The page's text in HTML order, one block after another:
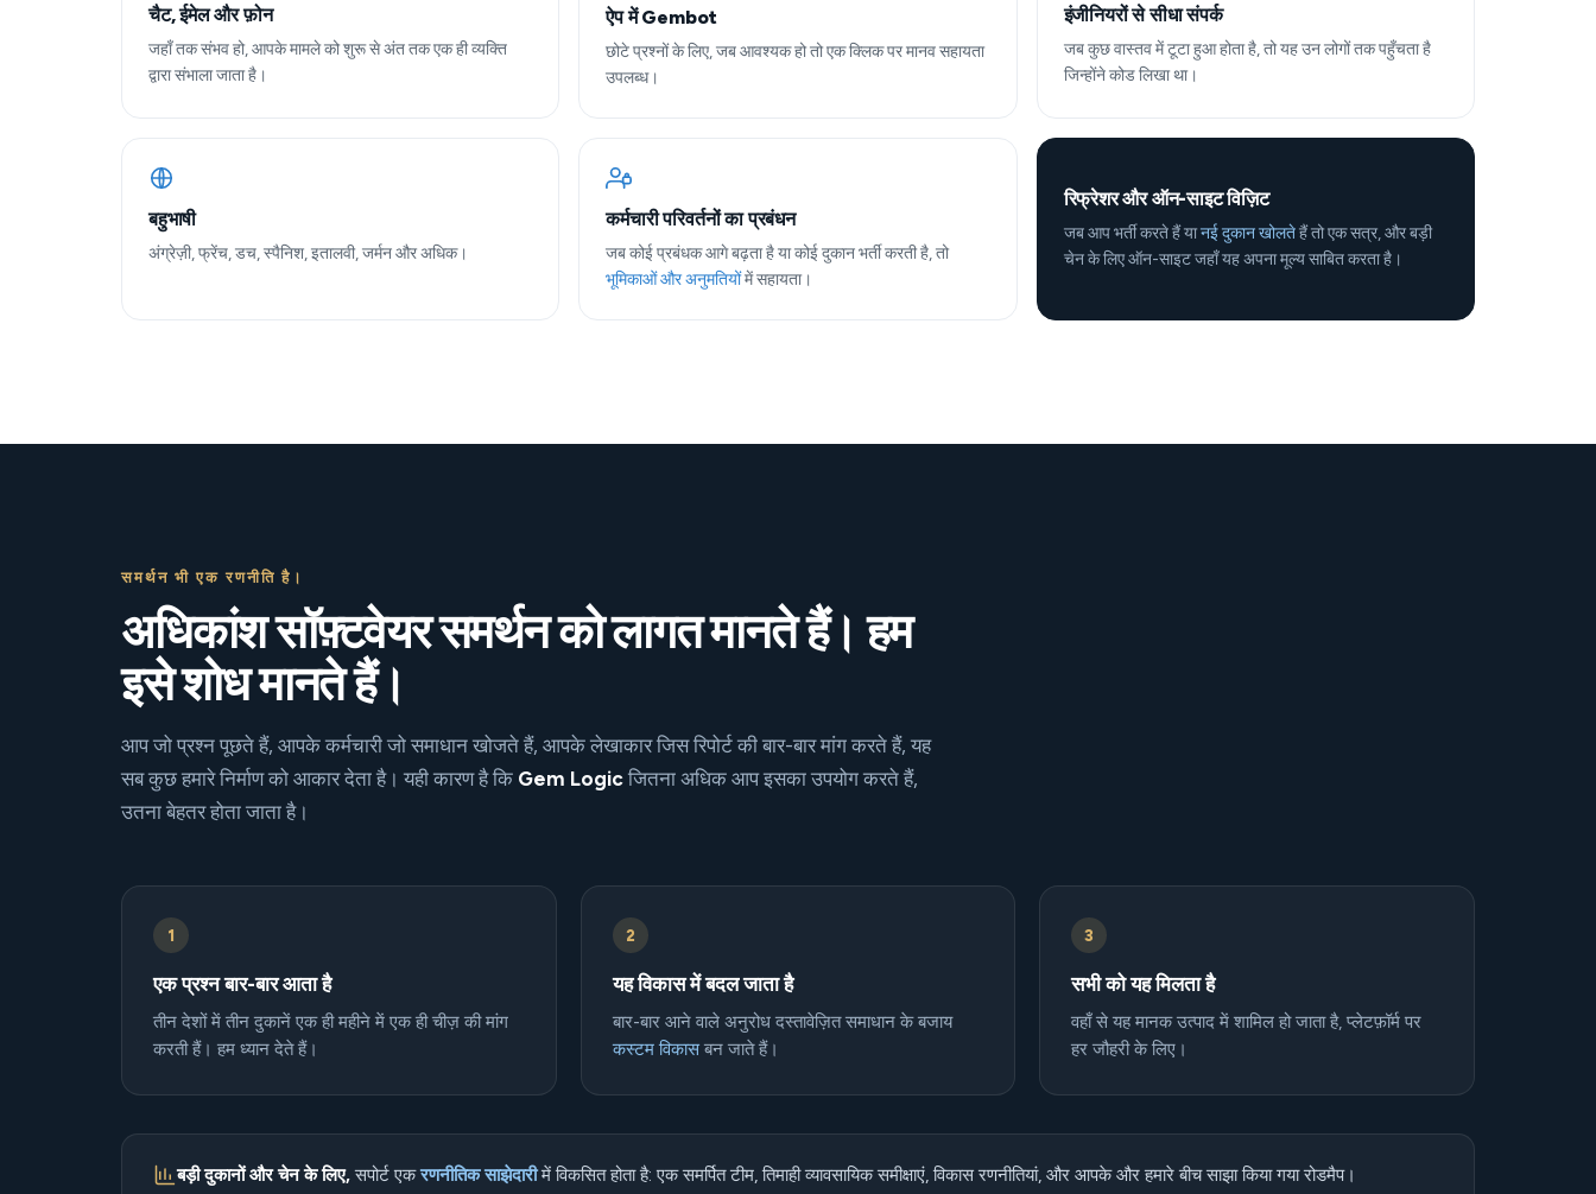
चैट, ईमेल और फ़ोन
जहाँ तक संभव हो, आपके मामले को शुरू से अंत तक एक ही व्यक्ति
द्वारा संभाला जाता है।
ऐप में Gembot
छोटे प्रश्नों के लिए, जब आवश्यक हो तो एक क्लिक पर मानव सहायता
उपलब्ध।
इंजीनियरों से सीधा संपर्क
जब कुछ वास्तव में टूटा हुआ होता है, तो यह उन लोगों तक पहुँचता है
जिन्होंने कोड लिखा था।
बहुभाषी
अंग्रेज़ी, फ्रेंच, डच, स्पैनिश, इतालवी, जर्मन और अधिक।
कर्मचारी परिवर्तनों का प्रबंधन
जब कोई प्रबंधक आगे बढ़ता है या कोई दुकान भर्ती करती है, तो
भूमिकाओं और अनुमतियोंमें सहायता।
रिफ्रेशर और ऑन-साइट विज़िट
जब आप भर्ती करते हैं यानई दुकान खोलतेहैं तो एक सत्र, और बड़ी
चेन के लिए ऑन-साइट जहाँ यह अपना मूल्य साबित करता है।
समर्थन भी एक रणनीति है।
अधिकांश सॉफ़्टवेयर समर्थन को लागत मानते हैं। हम
इसे शोध मानते हैं।
आप जो प्रश्न पूछते हैं, आपके कर्मचारी जो समाधान खोजते हैं, आपके लेखाकार जिस रिपोर्ट की बार-बार मांग करते हैं, यह
सब कुछ हमारे निर्माण को आकार देता है। यही कारण है कि Gem Logic जितना अधिक आप इसका उपयोग करते हैं,
उतना बेहतर होता जाता है।
1
एक प्रश्न बार-बार आता है
तीन देशों में तीन दुकानें एक ही महीने में एक ही चीज़ की मांग
करती हैं। हम ध्यान देते हैं।
2
यह विकास में बदल जाता है
बार-बार आने वाले अनुरोध दस्तावेज़ित समाधान के बजाय
कस्टम विकासबन जाते हैं।
3
सभी को यह मिलता है
वहाँ से यह मानक उत्पाद में शामिल हो जाता है, प्लेटफ़ॉर्म पर
हर जौहरी के लिए।
बड़ी दुकानों और चेन के लिए,सपोर्ट एकरणनीतिक साझेदारीमें विकसित होता है: एक समर्पित टीम, तिमाही व्यावसायिक समीक्षाएं, विकास रणनीतियां, और आपके और हमारे बीच साझा किया गया रोडमैप।